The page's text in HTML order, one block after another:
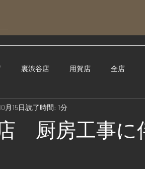
裏渋谷店 用賀店 全店
厨房工事に
月15日読了時間: 1分